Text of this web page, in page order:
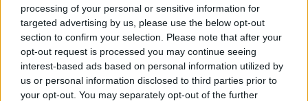
processing of your personal or sensitive information for
targeted advertising by us, please use the below opt-out
section to confirm your selection. Please note that after your
opt-out request is processed you may continue seeing
interest-based ads based on personal information utilized by
us or personal information disclosed to third parties prior to
your opt-out. You may separately opt-out of the further
ADV